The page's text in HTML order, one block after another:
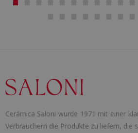
Cerámica Saloni wurde 1971 mit einer
Verbrauchern die Produkte zu liefern, die